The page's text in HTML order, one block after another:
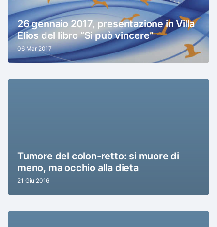
26 gennaio 2017, presentazione in Villa
Elios del libro “Si può vincere”
06 Mar 2017
Tumore del colon-retto: si muore di
meno, ma occhio alla dieta
21 Giu 2016